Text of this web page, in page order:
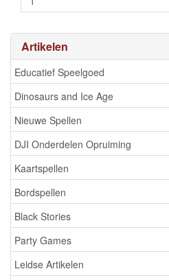
Artikelen
Educatief Speelgoed
Dinosaurs and Ice Age
Nieuwe Spellen
DJI Onderdelen Opruiming
Kaartspellen
Bordspellen
Black Stories
Party Games
Leidse Artikelen